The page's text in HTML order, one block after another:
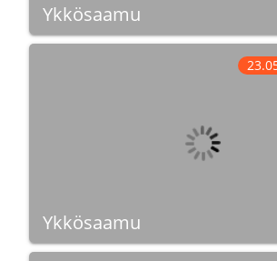
Ykkösaamu
Ykkösaamu